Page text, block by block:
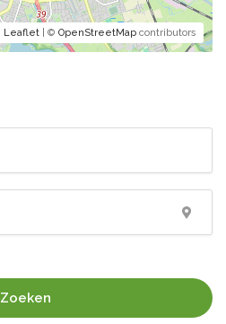
Leaflet | © OpenStreetMap contributors
Zoeken